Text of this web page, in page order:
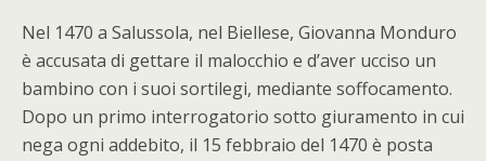
Nel 1470 a Salussola, nel Biellese, Giovanna Monduro
è accusata di gettare il malocchio e d’aver ucciso un
bambino con i suoi sortilegi, mediante soffocamento.
Dopo un primo interrogatorio sotto giuramento in cui
nega ogni addebito, il 15 febbraio del 1470 è posta